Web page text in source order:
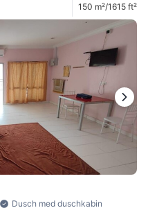
150 m²/1615 ft²
Dusch med duschkabin